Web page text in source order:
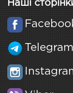
Наші
Telegram